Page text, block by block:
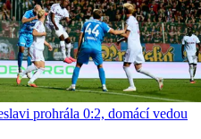
prohrála 0:2, domácí vedou